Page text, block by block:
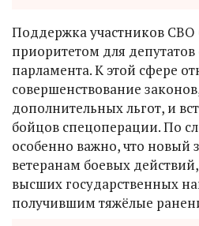
Поддержка участников СВО
приоритетом для депутатов
парламента. К этой сфере
совершенствование
дополнительных льгот, и
бойцов спецоперации. По
особенно важно, что новый
ветеранам боевых
высших государственных
получившим тяжёлые